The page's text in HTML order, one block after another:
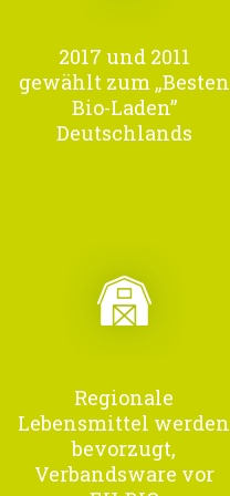
2017 und 2011
gewählt zum „Besten
Bio-Laden”
Deutschlands
Regionale
Lebensmittel werden
bevorzugt,
Verbandsware vor